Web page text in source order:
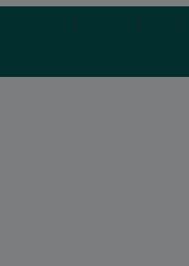
| | |